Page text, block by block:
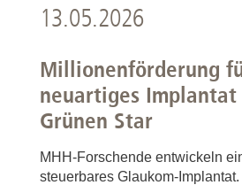
13.05.2026
Millionenförderung
neuartiges Implantat
Grünen Star
MHH-Forschende entwickeln
steuerbares Glaukom-